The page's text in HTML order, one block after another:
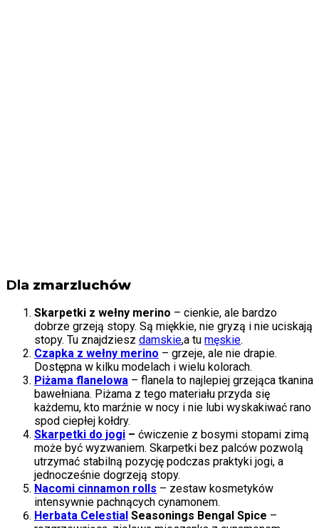
Dla zmarzluchów
Skarpetki z wełny merino – cienkie, ale bardzo
dobrze grzeją stopy. Są miękkie, nie gryzą i nie uciskają
stopy. Tu znajdziesz damskie,a tu męskie.
Czapka z wełny merino – grzeje, ale nie drapie.
Dostępna w kilku modelach i wielu kolorach.
Piżama flanelowa – flanela to najlepiej grzejąca tkanina
bawełniana. Piżama z tego materiału przyda się
każdemu, kto marźnie w nocy i nie lubi wyskakiwać rano
spod ciepłej kołdry.
Skarpetki do jogi – ćwiczenie z bosymi stopami zimą
może być wyzwaniem. Skarpetki bez palców pozwolą
utrzymać stabilną pozycję podczas praktyki jogi, a
jednocześnie dogrzeją stopy.
Nacomi cinnamon rolls – zestaw kosmetyków
intensywnie pachnących cynamonem.
Herbata Celestial Seasonings Bengal Spice –